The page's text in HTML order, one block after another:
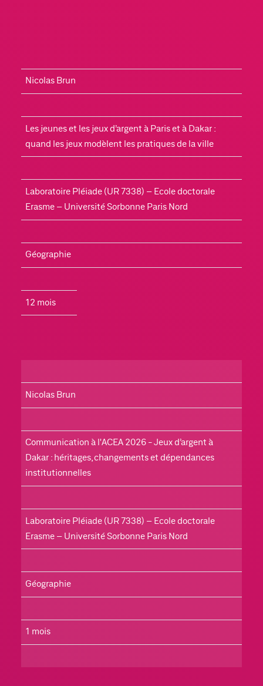
Nicolas Brun
Les jeunes et les jeux d’argent à Paris et à Dakar :
quand les jeux modèlent les pratiques de la ville
Laboratoire Pléiade (UR 7338) – Ecole doctorale
Erasme – Université Sorbonne Paris Nord
Géographie
12 mois
Nicolas Brun
Communication à l'ACEA 2026 - Jeux d’argent à
Dakar : héritages, changements et dépendances
institutionnelles
Laboratoire Pléiade (UR 7338) – Ecole doctorale
Erasme – Université Sorbonne Paris Nord
Géographie
1 mois